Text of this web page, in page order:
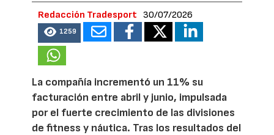
Redacción Tradesport 30/07/2026
1259
La compañía incrementó un 11% su
facturación entre abril y junio, impulsada
por el fuerte crecimiento de las divisiones
de fitness y náutica. Tras los resultados del